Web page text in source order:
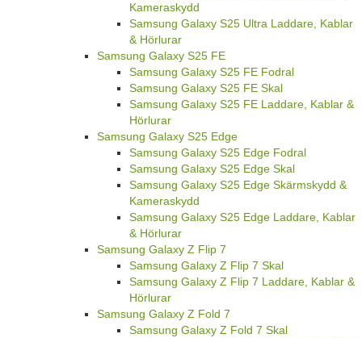
Kameraskydd
Samsung Galaxy S25 Ultra Laddare, Kablar
& Hörlurar
Samsung Galaxy S25 FE
Samsung Galaxy S25 FE Fodral
Samsung Galaxy S25 FE Skal
Samsung Galaxy S25 FE Laddare, Kablar &
Hörlurar
Samsung Galaxy S25 Edge
Samsung Galaxy S25 Edge Fodral
Samsung Galaxy S25 Edge Skal
Samsung Galaxy S25 Edge Skärmskydd &
Kameraskydd
Samsung Galaxy S25 Edge Laddare, Kablar
& Hörlurar
Samsung Galaxy Z Flip 7
Samsung Galaxy Z Flip 7 Skal
Samsung Galaxy Z Flip 7 Laddare, Kablar &
Hörlurar
Samsung Galaxy Z Fold 7
Samsung Galaxy Z Fold 7 Skal